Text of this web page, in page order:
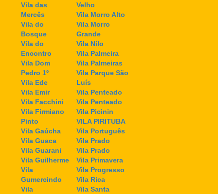
Vila das
Mercês
Vila do
Bosque
Vila do
Encontro
Vila Dom
Pedro 1º
Vila Ede
Vila Emir
Vila Facchini
Vila Firmiano
Pinto
Vila Gaúcha
Vila Guaca
Vila Guarani
Vila Guilherme
Vila
Gumercindo
Vila
Velho
Vila Morro Alto
Vila Morro
Grande
Vila Nilo
Vila Palmeira
Vila Palmeiras
Vila Parque São
Luís
Vila Penteado
Vila Penteado
Vila Picinin
VILA PIRITUBA
Vila Português
Vila Prado
Vila Prado
Vila Primavera
Vila Progresso
Vila Rica
Vila Santa